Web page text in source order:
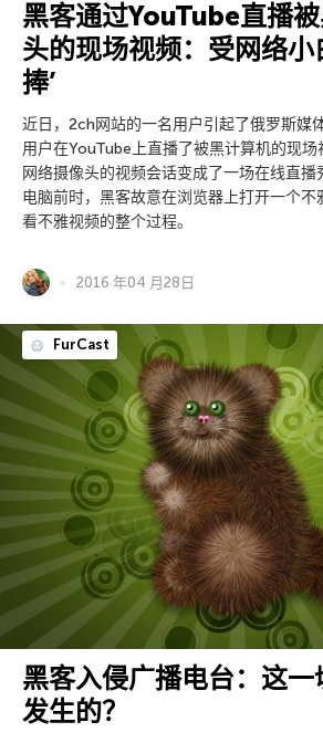
黑客通过YouTube直播
头的现场视频：受网络小
捧’
近日，2ch网站的一名用户引起了俄罗斯媒
用户在YouTube上直播了被黑计算机的现
网络摄像头的视频会话变成了一场在线直播
电脑前时，黑客故意在浏览器上打开一个
看不雅视频的整个过程。
2016 年04 月28日
FurCast
黑客入侵广播电台：这
发生的？